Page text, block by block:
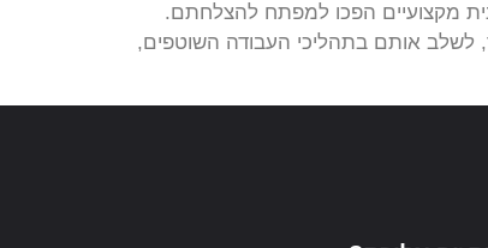
טכנית מקצועיים הפכו למפתח להצלחתם.
לשלב אותם בתהליכי העבודה השוטפים,